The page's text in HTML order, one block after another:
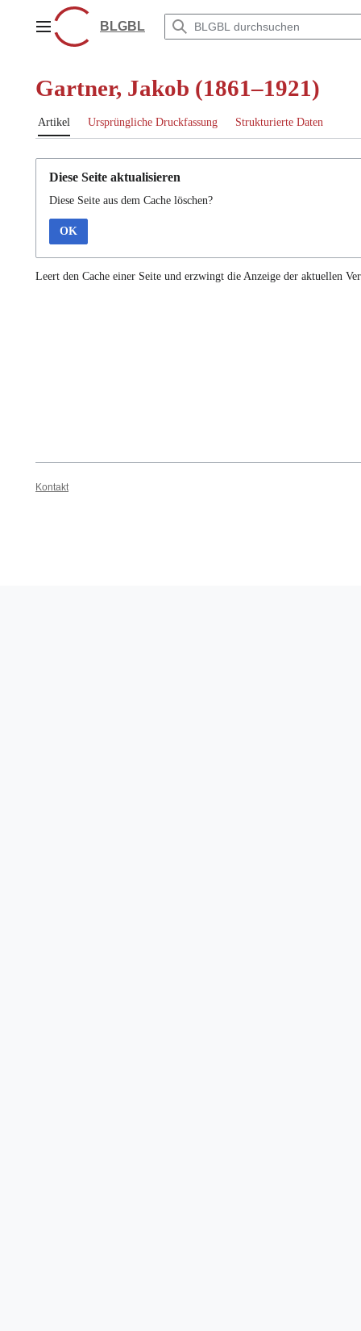
springenHauptmenüBLGBL
Gartner, Jakob (1861–1921)
Artikel Ursprüngliche Druckfassung Strukturierte Daten
Diese Seite aktualisieren
Diese Seite aus dem Cache löschen?
OK
Leert den Cache einer Seite und erzwingt die Anzeige der aktuellen
Kontakt